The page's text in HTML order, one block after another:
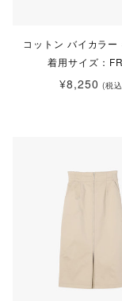
コットン バイカラー
着用サイズ：
¥8,250(税